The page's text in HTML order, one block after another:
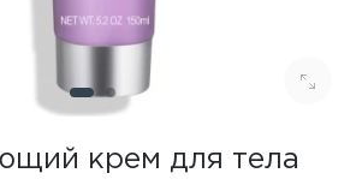
крем для тела